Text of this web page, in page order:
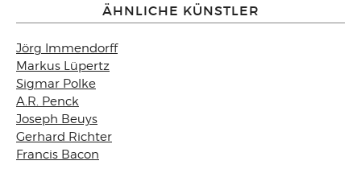
ÄHNLICHE KÜNSTLER
Jörg Immendorff
Markus Lüpertz
Sigmar Polke
A.R. Penck
Joseph Beuys
Gerhard Richter
Francis Bacon